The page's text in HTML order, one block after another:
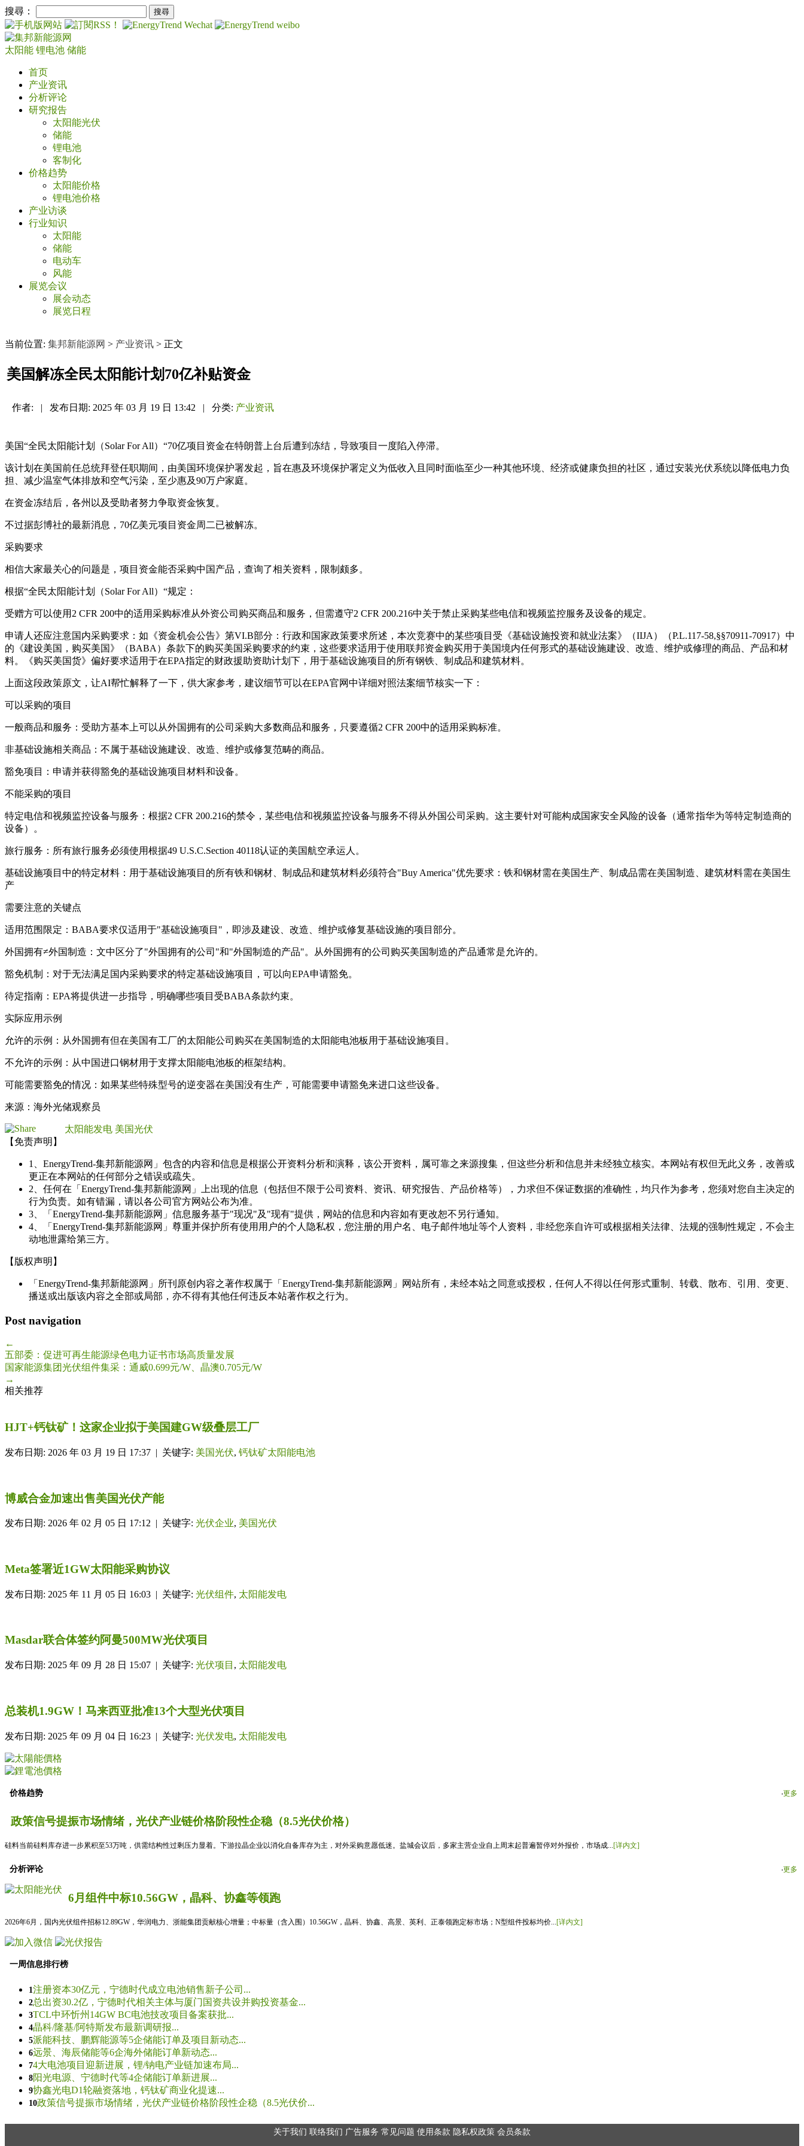
搜尋：
太阳能 锂电池 储能
首页
产业资讯
分析评论
研究报告
太阳能光伏
储能
锂电池
客制化
价格趋势
太阳能价格
锂电池价格
产业访谈
行业知识
太阳能
储能
电动车
风能
展览会议
展会动态
展览日程
当前位置: 集邦新能源网 > 产业资讯 > 正文
美国解冻全民太阳能计划70亿补贴资金
作者: | 发布日期: 2025 年 03 月 19 日 13:42 | 分类: 产业资讯
美国“全民太阳能计划（Solar For All）“70亿项目资金在特朗普上台后遭到冻结，导致项目一度陷入停滞。
该计划在美国前任总统拜登任职期间，由美国环境保护署发起，旨在惠及环境保护署定义为低收入且同时面临至少一种其他环境、经济或健康负担的社区，通过安装光伏系统以降低电力负
担、减少温室气体排放和空气污染，至少惠及90万户家庭。
在资金冻结后，各州以及受助者努力争取资金恢复。
不过据彭博社的最新消息，70亿美元项目资金周二已被解冻。
采购要求
相信大家最关心的问题是，项目资金能否采购中国产品，查询了相关资料，限制颇多。
根据“全民太阳能计划（Solar For All）“规定：
受赠方可以使用2 CFR 200中的适用采购标准从外资公司购买商品和服务，但需遵守2 CFR 200.216中关于禁止采购某些电信和视频监控服务及设备的规定。
申请人还应注意国内采购要求：如《资金机会公告》第VI.B部分：行政和国家政策要求所述，本次竞赛中的某些项目受《基础设施投资和就业法案》（IIJA）（P.L.117-58,§§70911-70917）中
的《建设美国，购买美国》（BABA）条款下的购买美国采购要求的约束，这些要求适用于使用联邦资金购买用于美国境内任何形式的基础设施建设、改造、维护或修理的商品、产品和材
料。《购买美国货》偏好要求适用于在EPA指定的财政援助资助计划下，用于基础设施项目的所有钢铁、制成品和建筑材料。
上面这段政策原文，让AI帮忙解释了一下，供大家参考，建议细节可以在EPA官网中详细对照法案细节核实一下：
可以采购的项目
一般商品和服务：受助方基本上可以从外国拥有的公司采购大多数商品和服务，只要遵循2 CFR 200中的适用采购标准。
非基础设施相关商品：不属于基础设施建设、改造、维护或修复范畴的商品。
豁免项目：申请并获得豁免的基础设施项目材料和设备。
不能采购的项目
特定电信和视频监控设备与服务：根据2 CFR 200.216的禁令，某些电信和视频监控设备与服务不得从外国公司采购。这主要针对可能构成国家安全风险的设备（通常指华为等特定制造商的
设备）。
旅行服务：所有旅行服务必须使用根据49 U.S.C.Section 40118认证的美国航空承运人。
基础设施项目中的特定材料：用于基础设施项目的所有铁和钢材、制成品和建筑材料必须符合"Buy America"优先要求：铁和钢材需在美国生产、制成品需在美国制造、建筑材料需在美国生
产
需要注意的关键点
适用范围限定：BABA要求仅适用于"基础设施项目"，即涉及建设、改造、维护或修复基础设施的项目部分。
外国拥有≠外国制造：文中区分了"外国拥有的公司"和"外国制造的产品"。从外国拥有的公司购买美国制造的产品通常是允许的。
豁免机制：对于无法满足国内采购要求的特定基础设施项目，可以向EPA申请豁免。
待定指南：EPA将提供进一步指导，明确哪些项目受BABA条款约束。
实际应用示例
允许的示例：从外国拥有但在美国有工厂的太阳能公司购买在美国制造的太阳能电池板用于基础设施项目。
不允许的示例：从中国进口钢材用于支撑太阳能电池板的框架结构。
可能需要豁免的情况：如果某些特殊型号的逆变器在美国没有生产，可能需要申请豁免来进口这些设备。
来源：海外光储观察员
太阳能发电 美国光伏
【免责声明】
1、EnergyTrend-集邦新能源网」包含的内容和信息是根据公开资料分析和演释，该公开资料，属可靠之来源搜集，但这些分析和信息并未经独立核实。本网站有权但无此义务，改善或
更正在本网站的任何部分之错误或疏失。
2、任何在「EnergyTrend-集邦新能源网」上出现的信息（包括但不限于公司资料、资讯、研究报告、产品价格等），力求但不保证数据的准确性，均只作为参考，您须对您自主决定的
行为负责。如有错漏，请以各公司官方网站公布为准。
3、「EnergyTrend-集邦新能源网」信息服务基于"现况"及"现有"提供，网站的信息和内容如有更改恕不另行通知。
4、「EnergyTrend-集邦新能源网」尊重并保护所有使用用户的个人隐私权，您注册的用户名、电子邮件地址等个人资料，非经您亲自许可或根据相关法律、法规的强制性规定，不会主
动地泄露给第三方。
【版权声明】
「EnergyTrend-集邦新能源网」所刊原创内容之著作权属于「EnergyTrend-集邦新能源网」网站所有，未经本站之同意或授权，任何人不得以任何形式重制、转载、散布、引用、变更、
播送或出版该内容之全部或局部，亦不得有其他任何违反本站著作权之行为。
Post navigation
←
五部委：促进可再生能源绿色电力证书市场高质量发展
国家能源集团光伏组件集采：通威0.699元/W、晶澳0.705元/W
→
相关推荐
HJT+钙钛矿！这家企业拟于美国建GW级叠层工厂
发布日期: 2026 年 03 月 19 日 17:37 | 关键字: 美国光伏, 钙钛矿太阳能电池
博威合金加速出售美国光伏产能
发布日期: 2026 年 02 月 05 日 17:12 | 关键字: 光伏企业, 美国光伏
Meta签署近1GW太阳能采购协议
发布日期: 2025 年 11 月 05 日 16:03 | 关键字: 光伏组件, 太阳能发电
Masdar联合体签约阿曼500MW光伏项目
发布日期: 2025 年 09 月 28 日 15:07 | 关键字: 光伏项目 , 太阳能发电
总装机1.9GW！​马来西亚批准13个大型光伏项目
发布日期: 2025 年 09 月 04 日 16:23 | 关键字: 光伏发电, 太阳能发电
价格趋势 ‧更多
政策信号提振市场情绪，光伏产业链价格阶段性企稳（8.5光伏价格）
硅料当前硅料库存进一步累积至53万吨，供需结构性过剩压力显着。下游拉晶企业以消化自备库存为主，对外采购意愿低迷。盐城会议后，多家主营企业自上周末起普遍暂停对外报价，市场成...[详内文]
分析评论 ‧更多
6月组件中标10.56GW，晶科、协鑫等领跑
2026年6月，国内光伏组件招标12.89GW，华润电力、浙能集团贡献核心增量；中标量（含入围）10.56GW，晶科、协鑫、高景、英利、正泰领跑定标市场；N型组件投标均价... [详内文]
一周信息排行榜
1注册资本30亿元，宁德时代成立电池销售新子公司...
2总出资30.2亿，宁德时代相关主体与厦门国资共设并购投资基金...
3TCL中环忻州14GW BC电池技改项目备案获批...
4晶科/隆基/阿特斯发布最新调研报...
5派能科技、鹏辉能源等5企储能订单及项目新动态...
6远景、海辰储能等6企海外储能订单新动态...
74大电池项目迎新进展，锂/钠电产业链加速布局...
8阳光电源、宁德时代等4企储能订单新进展...
9协鑫光电D1轮融资落地，钙钛矿商业化提速...
10政策信号提振市场情绪，光伏产业链价格阶段性企稳（8.5光伏价...
关于我们 联络我们 广告服务 常见问题 使用条款 隐私权政策 会员条款